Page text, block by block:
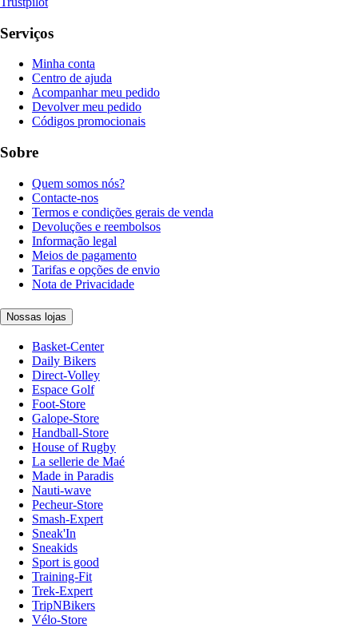
Serviços
Minha conta
Centro de ajuda
Acompanhar meu pedido
Devolver meu pedido
Códigos promocionais
Sobre
Quem somos nós?
Contacte-nos
Termos e condições gerais de venda
Devoluções e reembolsos
Informação legal
Meios de pagamento
Tarifas e opções de envio
Nota de Privacidade
Nossas lojas
Basket-Center
Daily Bikers
Direct-Volley
Espace Golf
Foot-Store
Galope-Store
Handball-Store
House of Rugby
La sellerie de Maé
Made in Paradis
Nauti-wave
Pecheur-Store
Smash-Expert
Sneak'In
Sneakids
Sport is good
Training-Fit
Trek-Expert
TripNBikers
Vélo-Store